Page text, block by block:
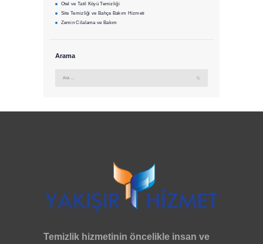
Otel ve Tatil Köyü Temizliği
Site Temizliği ve Bahçe Bakım Hizmeti
Zemin Cilalama ve Bakım
Arama
Temizlik hizmetinin öncelikle insan ve